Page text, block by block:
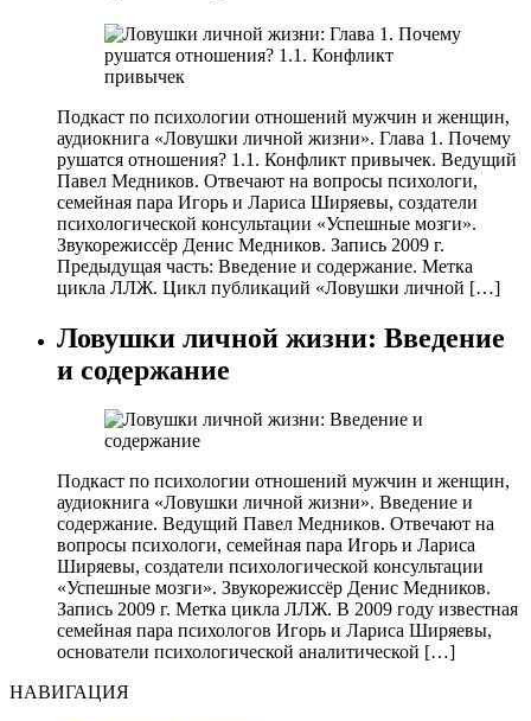
Подкаст по психологии отношений мужчин и женщин,
аудиокнига «Ловушки личной жизни». Глава 1. Почему
рушатся отношения? 1.1. Конфликт привычек. Ведущий
Павел Медников. Отвечают на вопросы психологи,
семейная пара Игорь и Лариса Ширяевы, создатели
психологической консультации «Успешные мозги».
Звукорежиссёр Денис Медников. Запись 2009 г.
Предыдущая часть: Введение и содержание. Метка
цикла ЛЛЖ. Цикл публикаций «Ловушки личной […]
Ловушки личной жизни: Введение
и содержание
Подкаст по психологии отношений мужчин и женщин,
аудиокнига «Ловушки личной жизни». Введение и
содержание. Ведущий Павел Медников. Отвечают на
вопросы психологи, семейная пара Игорь и Лариса
Ширяевы, создатели психологической консультации
«Успешные мозги». Звукорежиссёр Денис Медников.
Запись 2009 г. Метка цикла ЛЛЖ. В 2009 году известная
семейная пара психологов Игорь и Лариса Ширяевы,
основатели психологической аналитической […]
НАВИГАЦИЯ